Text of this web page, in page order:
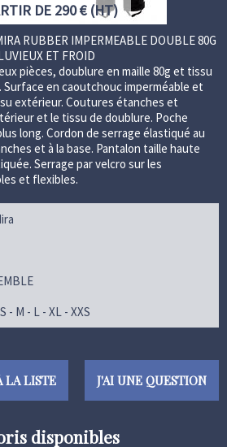
DE 290 € (HT)
RUBBER IMPERMEABLE DOUBLE 80G
ET FROID
pièces, doublure en maille 80g et tissu
Surface en caoutchouc imperméable et
extérieur. Coutures étanches et
et le tissu de doublure. Poche
long. Cordon de serrage élastiqué au
et à la base. Pantalon taille haute
Serrage par velcro sur les
et flexibles.
S - M - L - XL - XXS
LA LISTE J'AI UNE QUESTION
disponibles